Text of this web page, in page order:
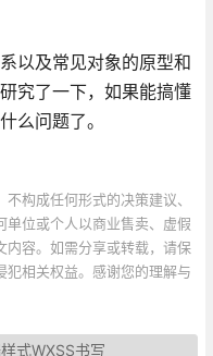
以及常见对象的原型和
究了一下，如果能搞懂
么问题了。
构成任何形式的决策建议、
位或个人以商业售卖、虚假
内容。如需分享或转载，请保
犯相关权益。感谢您的理解与
式WXSS书写